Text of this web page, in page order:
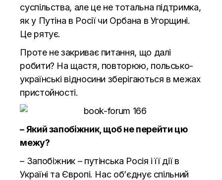
суспільства, але це не тотальна підтримка,
як у Путіна в Росії чи Орбана в Угорщині.
Це рятує.
Проте не закриває питання, що далі
робити? На щастя, повторюю, польсько-
українські відносини зберігаються в межах
пристойності.
– Який запобіжник, щоб не перейти цю
межу?
– Запобіжник – путінська Росія і її дії в
Україні та Європі. Нас обʼєднує спільний